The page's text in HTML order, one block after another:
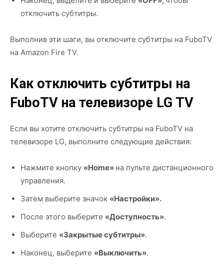
отключить субтитры.
Выполнив эти шаги, вы отключите субтитры на FuboTV
на Amazon Fire TV.
Как отключить субтитры на
FuboTV на телевизоре LG TV
Если вы хотите отключить субтитры на FuboTV на
телевизоре LG, выполните следующие действия:
Нажмите кнопку «Home» на пульте дистанционного
управления.
Затем выберите значок «Настройки».
После этого выберите «Доступность».
Выберите «Закрытые субтитры».
Наконец, выберите «Выключить».